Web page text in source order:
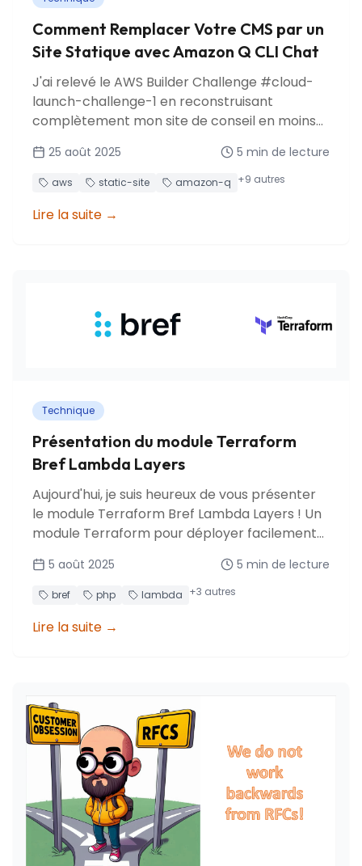
Comment Remplacer Votre CMS par un
Site Statique avec Amazon Q CLI Chat
J'ai relevé le AWS Builder Challenge #cloud-
launch-challenge-1 en reconstruisant
complètement mon site de conseil en moins
WordPress par une architecture statique
moderne avec Amazon Q CLI Chat comme
25 août 2025 5 min de lecture
aws static-site amazon-q +9 autres
Lire la suite →
Technique
Présentation du module Terraform
Bref Lambda Layers
Aujourd'hui, je suis heureux de vous présenter
le module Terraform Bref Lambda Layers ! Un
module Terraform pour déployer facilement
Lambda avec le runtime et les layers Bref.
5 août 2025 5 min de lecture
bref php lambda +3 autres
Lire la suite →